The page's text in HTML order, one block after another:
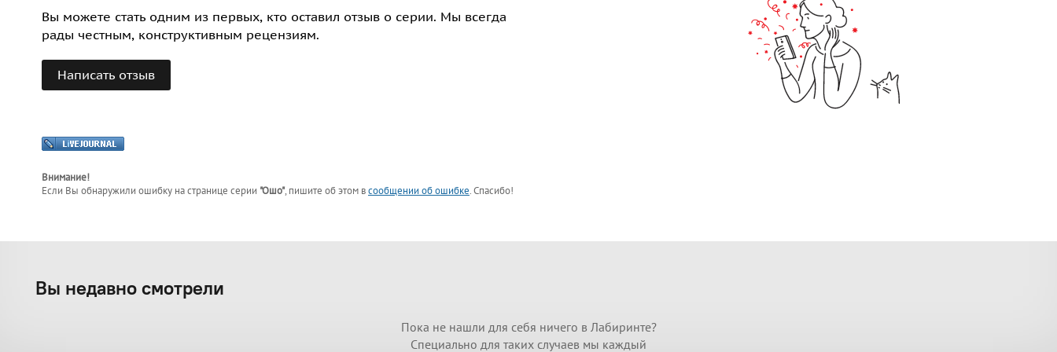
Вы можете стать одним из первых, кто оставил отзыв о серии. Мы всегда
рады честным, конструктивным рецензиям.
Написать отзыв
Внимание!
Если Вы обнаружили ошибку на странице серии "Ошо", пишите об этом всообщении об ошибке. Спасибо!
Вы недавно смотрели
Пока не нашли для себя ничего в Лабиринте?
Специально для таких случаев мы каждый